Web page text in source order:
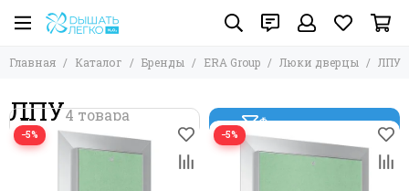
Главная Каталог Бренды ERA Group Люки дверцы ЛПУ
ЛПУ Фильтр товаров
−5% −5%